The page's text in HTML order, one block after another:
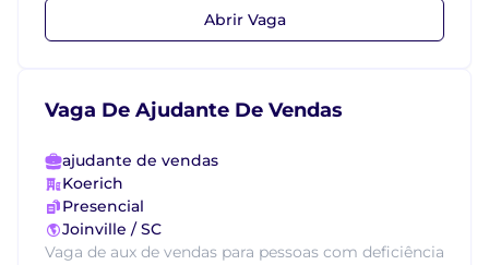
Abrir Vaga
Vaga De Ajudante De Vendas
ajudante de vendas
Koerich
Presencial
Joinville / SC
Vaga de aux de vendas para pessoas com deficiência